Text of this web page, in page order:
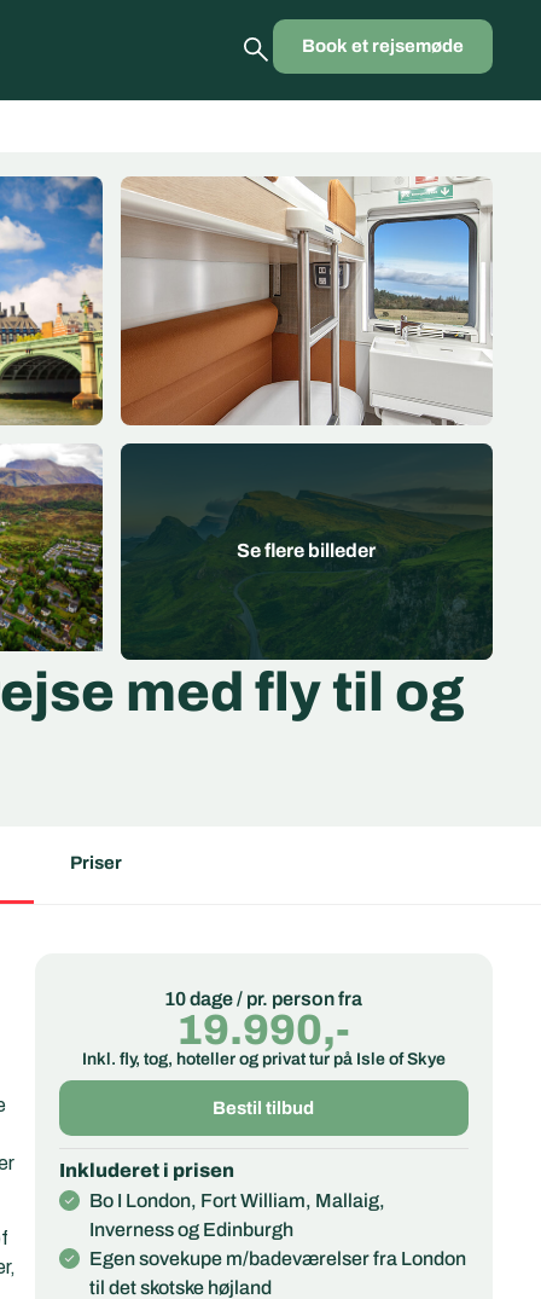
Book et rejsemøde
med fly til og
Priser
10 dage / pr. person fra
19.990,-
Inkl. fly, tog, hoteller og privat tur på Isle of Skye
Bestil tilbud
Inkluderet i prisen
Bo I London, Fort William, Mallaig,
Inverness og Edinburgh
Egen sovekupe m/badeværelser fra London
til det skotske højland